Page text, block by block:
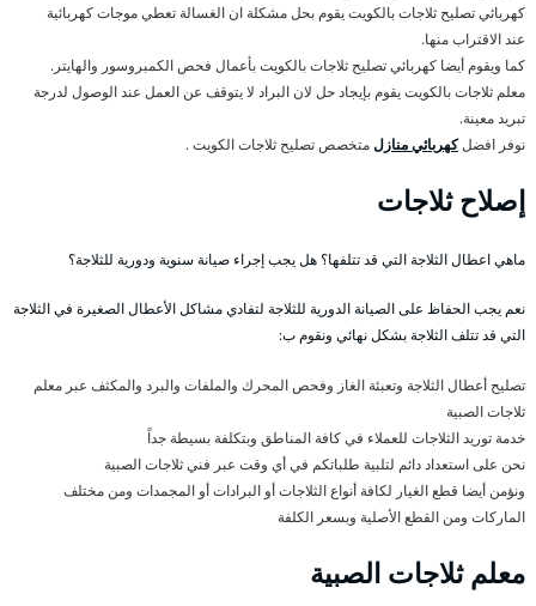
كهربائي تصليح ثلاجات بالكويت يقوم بحل مشكلة ان الغسالة تعطي موجات كهربائية
عند الاقتراب منها.
كما ويقوم أيضا كهربائي تصليح ثلاجات بالكويت بأعمال فحص الكمبروسور والهايتر.
معلم ثلاجات بالكويت يقوم بإيجاد حل لان البراد لا يتوقف عن العمل عند الوصول لدرجة
تبريد معينة.
نوفر افضلكهربائي منازلمتخصص تصليح ثلاجات الكويت .
إصلاح ثلاجات
ماهي اعطال الثلاجة التي قد تتلفها؟ هل يجب إجراء صيانة سنوية ودورية للثلاجة؟
نعم يجب الحفاظ على الصيانة الدورية للثلاجة لتفادي مشاكل الأعطال الصغيرة في الثلاجة
التي قد تتلف الثلاجة بشكل نهائي ونقوم ب:
تصليح أعطال الثلاجة وتعبئة الغاز وفحص المحرك والملفات والبرد والمكثف عبر معلم
ثلاجات الصبية
خدمة توريد الثلاجات للعملاء في كافة المناطق وبتكلفة بسيطة جداً
نحن على استعداد دائم لتلبية طلباتكم في أي وقت عبر فني ثلاجات الصبية
ونؤمن أيضا قطع الغيار لكافة أنواع الثلاجات أو البرادات أو المجمدات ومن مختلف
الماركات ومن القطع الأصلية وبسعر الكلفة
معلم ثلاجات الصبية